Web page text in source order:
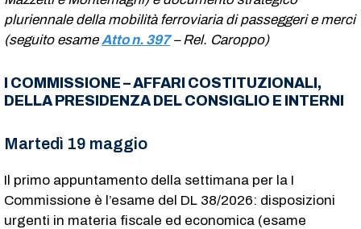
pluriennale della mobilità ferroviaria di passeggeri e merci
(seguito esame Atto n. 397– Rel. Caroppo)
I COMMISSIONE – AFFARI COSTITUZIONALI,
DELLA PRESIDENZA DEL CONSIGLIO E INTERNI
Martedì 19 maggio
Il primo appuntamento della settimana per la I
Commissione è l’esame del DL 38/2026: disposizioni
urgenti in materia fiscale ed economica (esame